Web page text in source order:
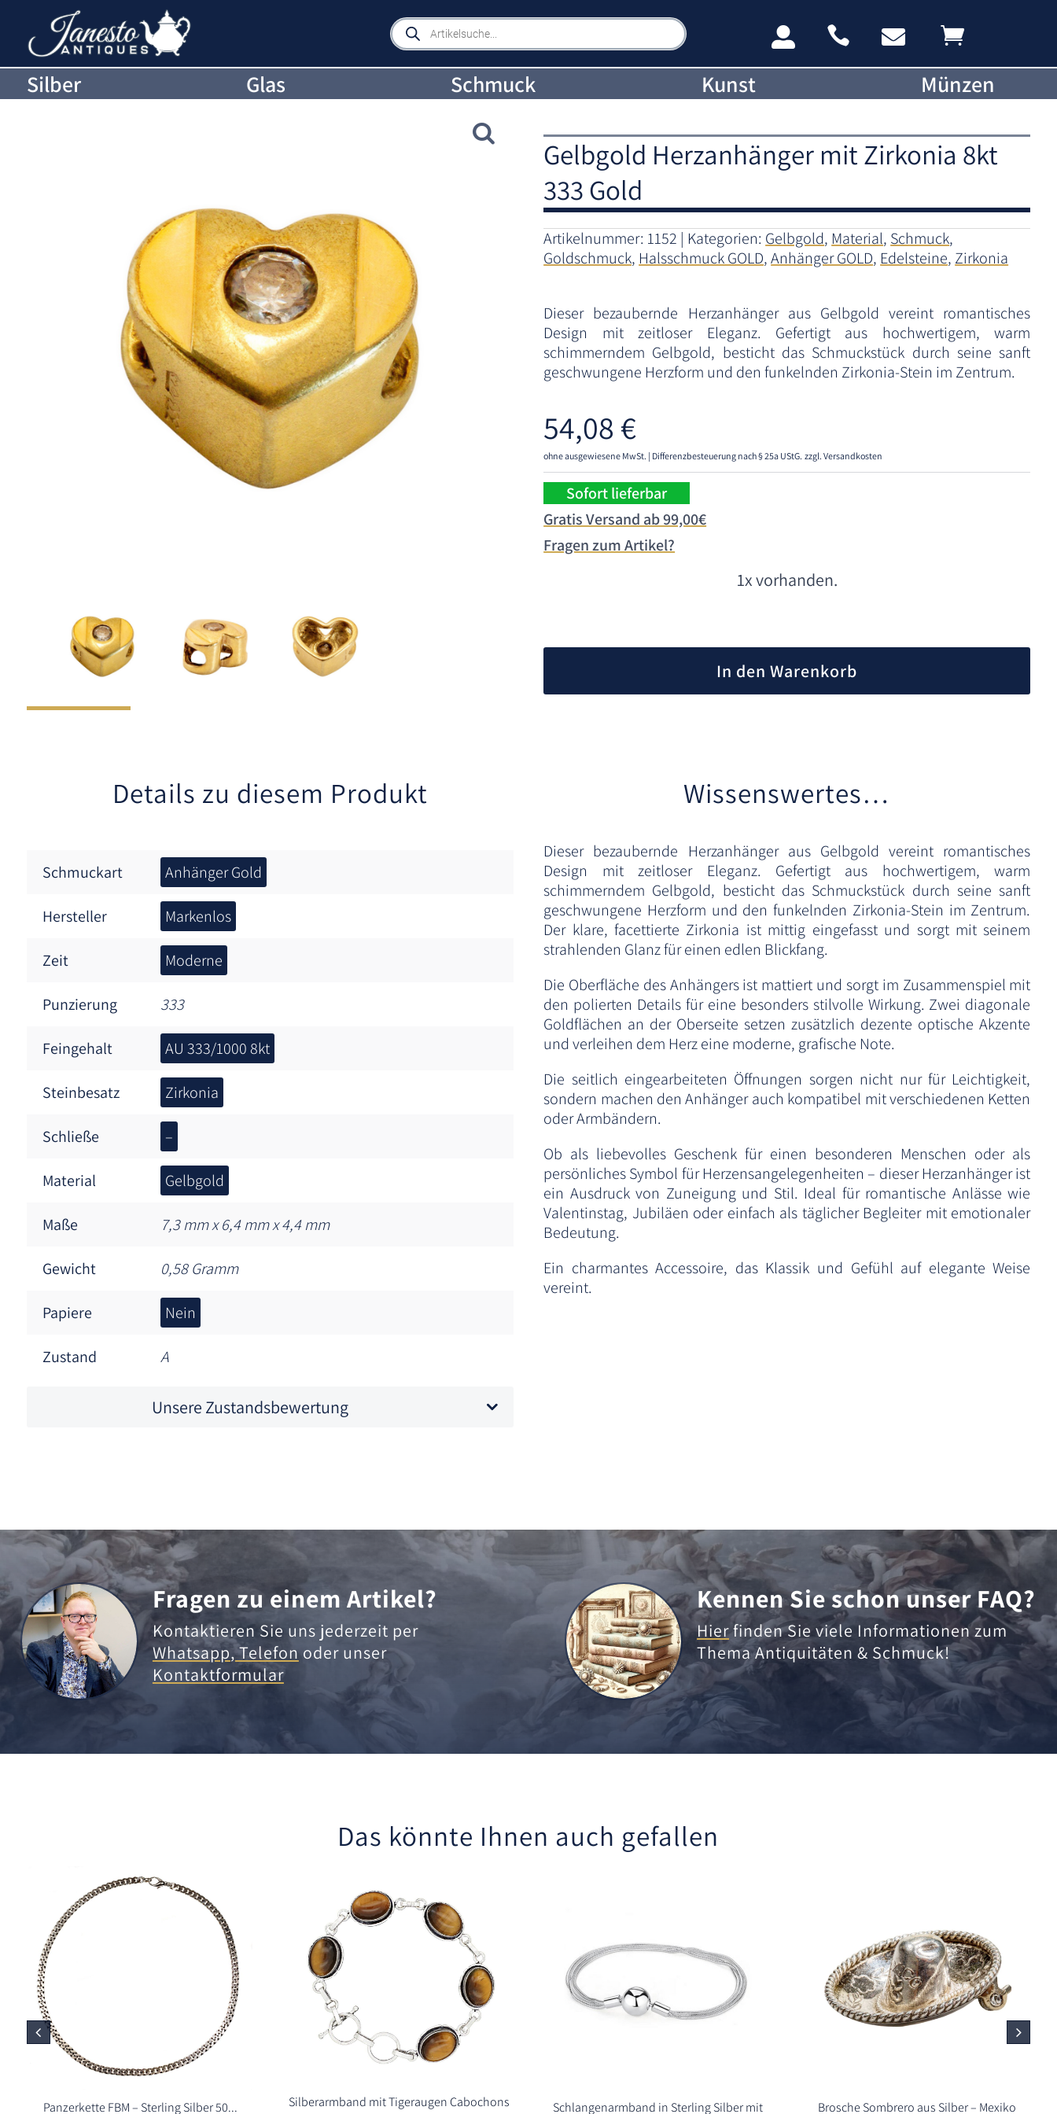
Products
search    
Silber Glas Schmuck Kunst Münzen
Gelbgold Herzanhänger mit Zirkonia 8kt
333 Gold
Artikelnummer: 1152 Kategorien: Gelbgold, Material, Schmuck,
Goldschmuck, Halsschmuck GOLD,Anhänger GOLD, Edelsteine, Zirkonia
Dieser bezaubernde Herzanhänger aus Gelbgold vereint romantisches
Design mit zeitloser Eleganz. Gefertigt aus hochwertigem, warm
schimmerndem Gelbgold, besticht das Schmuckstück durch seine sanft
geschwungene Herzform und den funkelnden Zirkonia-Stein im Zentrum.
54,08 €
ohne ausgewiesene MwSt. | Differenzbesteuerung nach § 25a UStG. zzgl. Versandkosten
Sofort lieferbar
Gratis Versand ab 99,00€
Fragen zum Artikel?
1x vorhanden.
In den Warenkorb
Details zu diesem Produkt
Schmuckart Anhänger Gold
Hersteller Markenlos
Zeit Moderne
Punzierung 333
Feingehalt AU 333/1000 8kt
Steinbesatz Zirkonia
Schließe –
Material Gelbgold
Maße 7,3 mm x 6,4 mm x 4,4 mm
Gewicht 0,58 Gramm
Papiere Nein
Zustand A
Unsere Zustandsbewertung
Wissenswertes…
Dieser bezaubernde Herzanhänger aus Gelbgold vereint romantisches
Design mit zeitloser Eleganz. Gefertigt aus hochwertigem, warm
schimmerndem Gelbgold, besticht das Schmuckstück durch seine sanft
geschwungene Herzform und den funkelnden Zirkonia-Stein im Zentrum.
Der klare, facettierte Zirkonia ist mittig eingefasst und sorgt mit seinem
strahlenden Glanz für einen edlen Blickfang.
Die Oberfläche des Anhängers ist mattiert und sorgt im Zusammenspiel mit
den polierten Details für eine besonders stilvolle Wirkung. Zwei diagonale
Goldflächen an der Oberseite setzen zusätzlich dezente optische Akzente
und verleihen dem Herz eine moderne, grafische Note.
Die seitlich eingearbeiteten Öffnungen sorgen nicht nur für Leichtigkeit,
sondern machen den Anhänger auch kompatibel mit verschiedenen Ketten
oder Armbändern.
Ob als liebevolles Geschenk für einen besonderen Menschen oder als
persönliches Symbol für Herzensangelegenheiten – dieser Herzanhänger ist
ein Ausdruck von Zuneigung und Stil. Ideal für romantische Anlässe wie
Valentinstag, Jubiläen oder einfach als täglicher Begleiter mit emotionaler
Bedeutung.
Ein charmantes Accessoire, das Klassik und Gefühl auf elegante Weise
vereint.
Fragen zu einem Artikel?
Kontaktieren Sie uns jederzeit per
Whatsapp,Telefonoder unser
Kontaktformular
Kennen Sie schon unser FAQ?
Hierfinden Sie viele Informationen zum
Thema Antiquitäten & Schmuck!
Das könnte Ihnen auch gefallen
Panzerkette FBM – Sterling Silber 50... Silberarmband mit Tigeraugen Cabochons
Schlangenarmband in Sterling Silber mit
Brosche Sombrero aus Silber – Mexiko